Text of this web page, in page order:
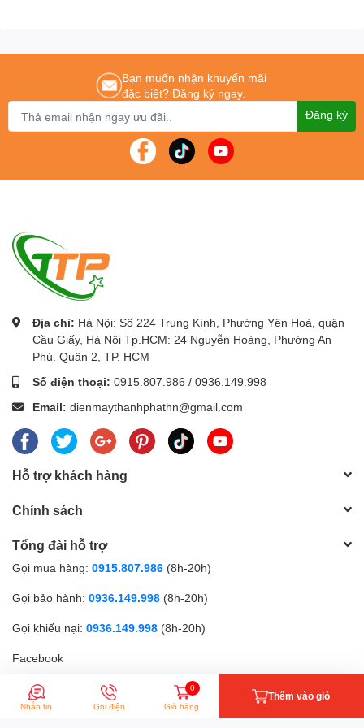
Motion Magix, PKLNS..
Chúng tôi cam kết mang lại cho khách hàng : Giá tốt nhất –
Sản phẩm chính hãng – Dịch vụ nhanh nhất
Để được tư vấn lắp đặt và sử dụng sản phẩm Quý khách hàng
0243.796.0283/0915.807.986
giá rẻ
chính hãng tốt nhất Hà Nội – tp Hồ
Bạn muốn nhận khuyến mãi
đặc biệt? Đăng ký ngay.
Đăng ký
Địa chỉ: Hà Nội: Số 224 Trung Kính, Phường Yên Hoà, quận
Cầu Giấy, Hà Nội Tp.HCM: 24 Nguyễn Hoàng, Phường An
Phú. Quận 2, TP. HCM
Số điện thoại: 0915.807.986 / 0936.149.998
Email: dienmaythanhphathn@gmail.com
Hỗ trợ khách hàng
Chính sách
Tổng đài hỗ trợ
Gọi mua hàng: 0915.807.986 (8h-20h)
Gọi bảo hành: 0936.149.998 (8h-20h)
Gọi khiếu nại: 0936.149.998 (8h-20h)
Facebook
Phương thức thanh toán
Nhắn tin Gọi điện
0
Giỏ hàng
Thêm vào giỏ